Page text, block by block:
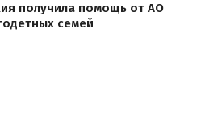
получила помощь от АО
семей